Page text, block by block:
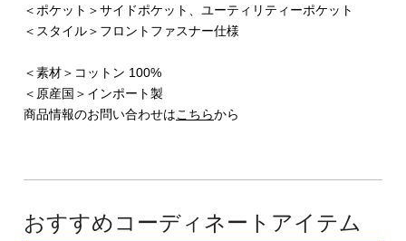
＜ポケット＞サイドポケット、ユーティリティーポケット
＜スタイル＞フロントファスナー仕様
＜素材＞コットン 100%
＜原産国＞インポート製
商品情報のお問い合わせはこちらから
おすすめコーディネートアイテム